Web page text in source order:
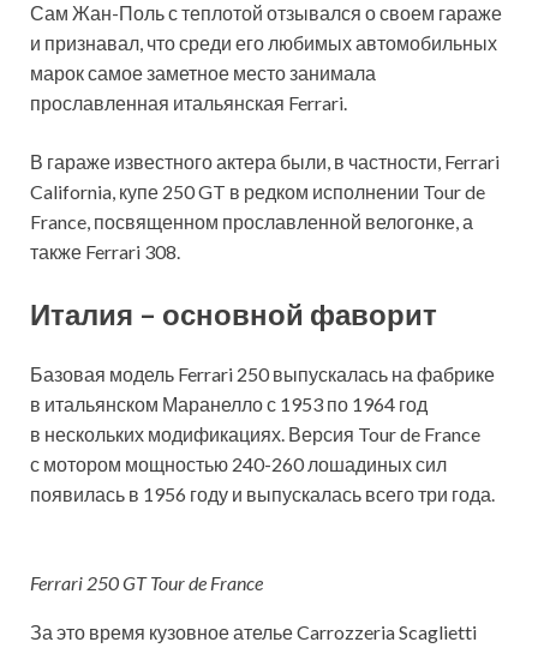
Сам Жан-Поль с теплотой отзывался о своем гараже
и признавал, что среди его любимых автомобильных
марок самое заметное место занимала
прославленная итальянская Ferrari.
В гараже известного актера были, в частности, Ferrari
California, купе 250 GT в редком исполнении Tour de
France, посвященном прославленной велогонке, а
также Ferrari 308.
Италия – основной фаворит
Базовая модель Ferrari 250 выпускалась на фабрике
в итальянском Маранелло с 1953 по 1964 год
в нескольких модификациях. Версия Tour de France
с мотором мощностью 240-260 лошадиных сил
появилась в 1956 году и выпускалась всего три года.
Ferrari 250 GT Tour de France
За это время кузовное ателье Carrozzeria Scaglietti